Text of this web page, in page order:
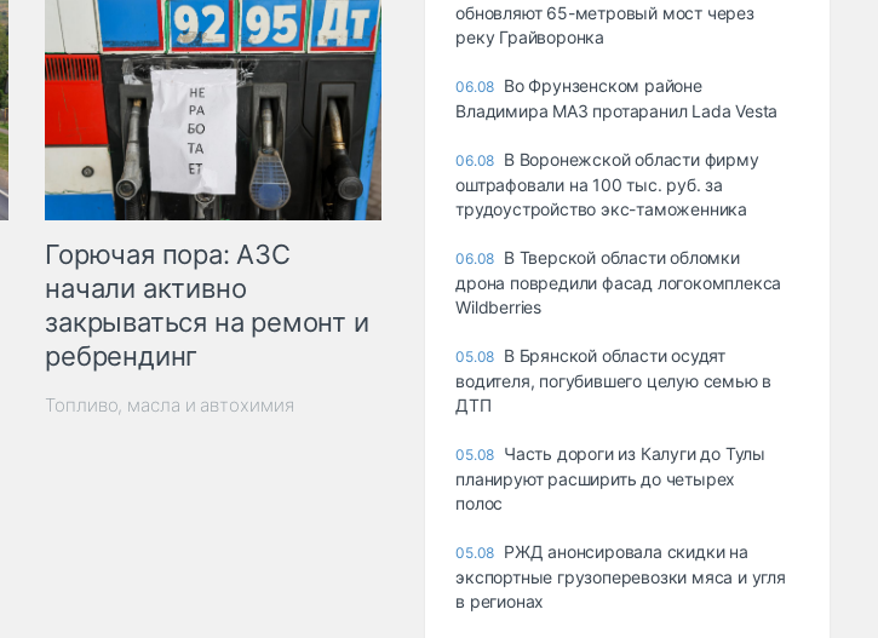
Горючая пора: АЗС
начали активно
закрываться на ремонт и
ребрендинг
Топливо, масла и автохимия
обновляют 65-метровый мост через
реку Грайворонка
06.08 Во Фрунзенском районе
Владимира МАЗ протаранил Lada Vesta
06.08 В Воронежской области фирму
оштрафовали на 100 тыс. руб. за
трудоустройство экс-таможенника
06.08 В Тверской области обломки
дрона повредили фасад логокомплекса
Wildberries
05.08 В Брянской области осудят
водителя, погубившего целую семью в
ДТП
05.08 Часть дороги из Калуги до Тулы
планируют расширить до четырех
полос
05.08 РЖД анонсировала скидки на
экспортные грузоперевозки мяса и угля
в регионах